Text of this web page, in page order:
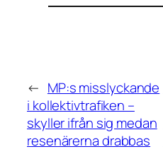
← MP:s misslyckande
i kollektivtrafiken –
skyller ifrån sig medan
resenärerna drabbas